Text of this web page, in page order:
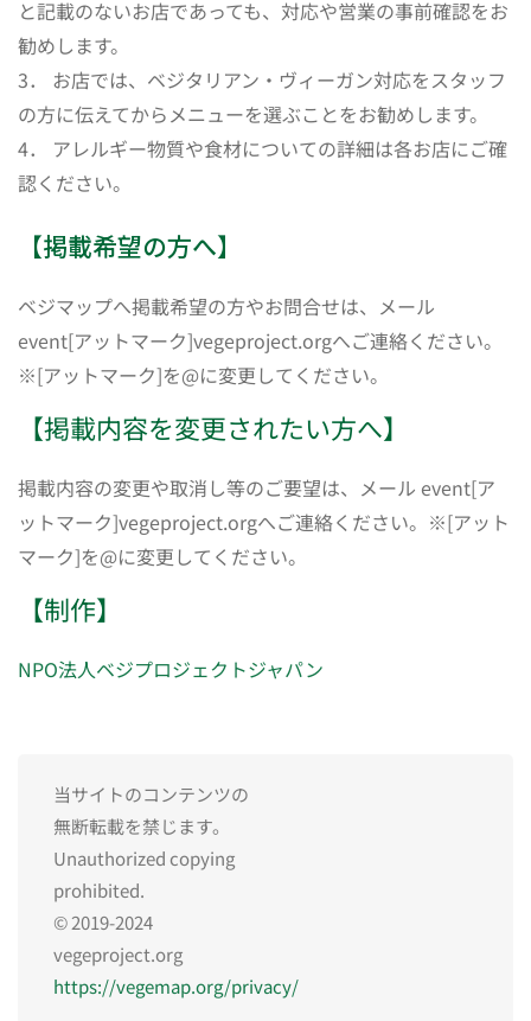
と記載のないお店であっても、対応や営業の事前確認をお
勧めします。
3． お店では、ベジタリアン・ヴィーガン対応をスタッフ
の方に伝えてからメニューを選ぶことをお勧めします。
4． アレルギー物質や食材についての詳細は各お店にご確
認ください。
【掲載希望の方へ】
ベジマップへ掲載希望の方やお問合せは、メール
event[アットマーク]vegeproject.orgへご連絡ください。
※[アットマーク]を@に変更してください。
【掲載内容を変更されたい方へ】
掲載内容の変更や取消し等のご要望は、メール event[ア
ットマーク]vegeproject.orgへご連絡ください。※[アット
マーク]を@に変更してください。
【制作】
NPO法人ベジプロジェクトジャパン
当サイトのコンテンツの
無断転載を禁じます。
Unauthorized copying
prohibited.
© 2019-2024
vegeproject.org
https://vegemap.org/privacy/